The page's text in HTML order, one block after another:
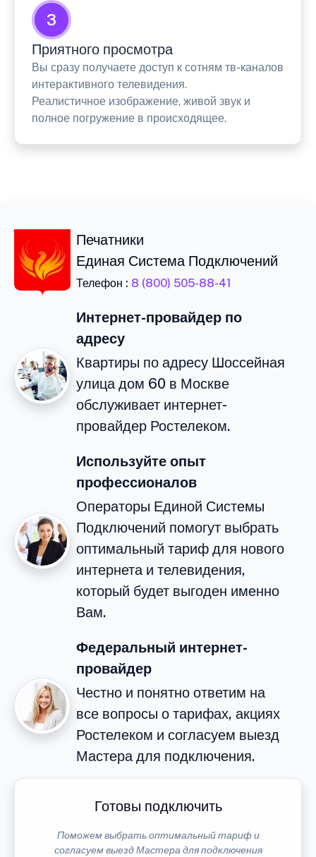
3
Приятного просмотра
Вы сразу получаете доступ к сотням тв-каналов
интерактивного телевидения.
Реалистичное изображение, живой звук и
полное погружение в происходящее.
Печатники
Единая Система Подключений
Телефон : 8 (800) 505-88-41
Интернет-провайдер по
адресу
Квартиры по адресу Шоссейная
улица дом 60 в Москве
обслуживает интернет-
провайдер Ростелеком.
Используйте опыт
профессионалов
Операторы Единой Системы
Подключений помогут выбрать
оптимальный тариф для нового
интернета и телевидения,
который будет выгоден именно
Вам.
Федеральный интернет-
провайдер
Честно и понятно ответим на
все вопросы о тарифах, акциях
Ростелеком и согласуем выезд
Мастера для подключения.
Готовы подключить
Поможем выбрать оптимальный тариф и
согласуем выезд Мастера для подключения